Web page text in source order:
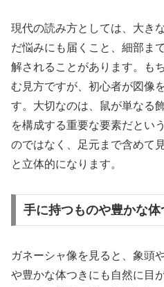
現代の読み方としては、大き
だ悩みにも届くこと、細部ま
解されることがあります。も
む見方ですが、初心者が図像
す。大切なのは、鼠が単なる
を構成する重要な要素だとい
のではなく、足元まで含めて
と立体的になります。
手に持つものや豊かな
ガネーシャ像を見ると、象頭
や豊かな体つきにも自然に目